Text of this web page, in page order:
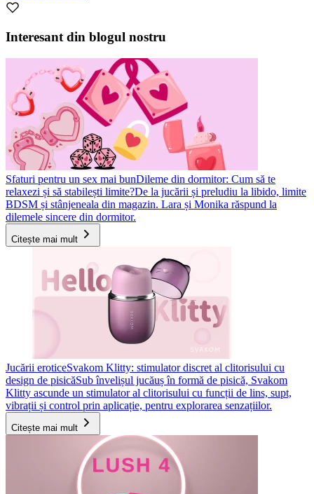
Interesant din blogul nostru
Sfaturi pentru un sex mai bunDileme din dormitor: Cum să te
relaxezi și să stabilești limite?De la jucării și preludiu la libido, limite
BDSM și stânjeneala din magazin. Lara și Monika răspund la
dilemele sincere din dormitor.
Citește mai mult
Jucării eroticeSvakom Klitty: stimulator discret al clitorisului cu
design de pisicăSub învelișul jucăuș în formă de pisică, Svakom
Klitty ascunde un stimulator al clitorisului cu funcții de lins, supt,
vibrații și control prin aplicație, pentru explorarea senzațiilor.
Citește mai mult